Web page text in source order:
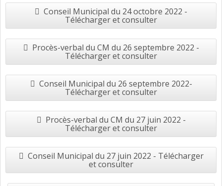
Conseil Municipal du 24 octobre 2022 -
Télécharger et consulter
Procès-verbal du CM du 26 septembre 2022 -
Télécharger et consulter
Conseil Municipal du 26 septembre 2022-
Télécharger et consulter
Procès-verbal du CM du 27 juin 2022 -
Télécharger et consulter
Conseil Municipal du 27 juin 2022 - Télécharger
et consulter